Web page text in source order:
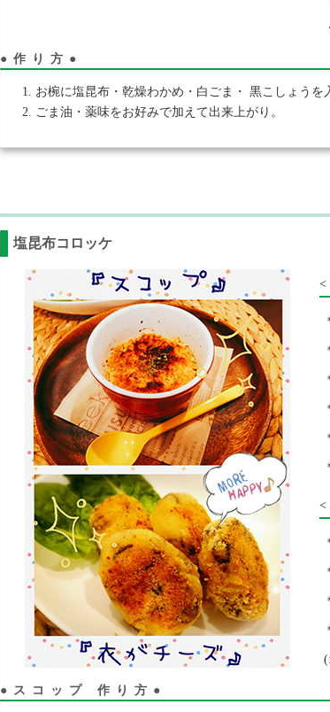
●作り方●
お椀に塩昆布・乾燥わかめ・白ごま・ 黒こしょうを
ごま油・薬味をお好みで加えて出来上がり。
塩昆布コロッケ
(
●スコップ 作り方●